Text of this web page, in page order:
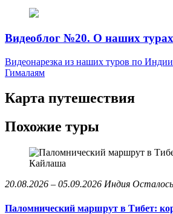
Видеоблог №20. О наших
Видеонарезка из наших туров по
Гималаям
Карта путешествия
Похожие туры
20.08.2026 – 05.09.2026 Индия
Паломнический маршрут в Тибет: